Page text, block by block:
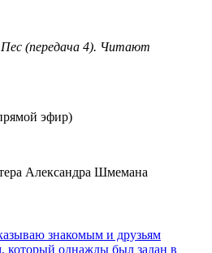
(передача 4). Читают
эфир)
Александра Шмемана
знакомым и друзьям
который однажды был задан в